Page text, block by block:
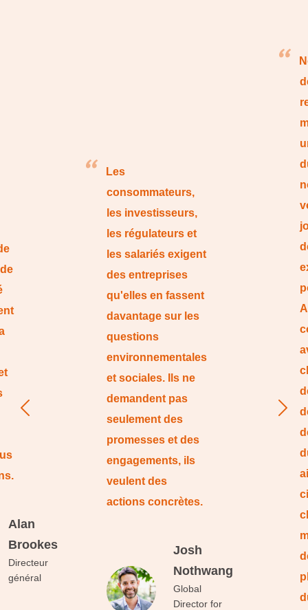
Alan
Brookes
Directeur
général
Les
consommateurs,
les investisseurs,
les régulateurs et
les salariés exigent
des entreprises
qu'elles en fassent
davantage sur les
questions
environnementales
et sociales. Ils ne
demandent pas
seulement des
promesses et des
engagements, ils
veulent des
actions concrètes.
Josh
Nothwang
Global
Director for